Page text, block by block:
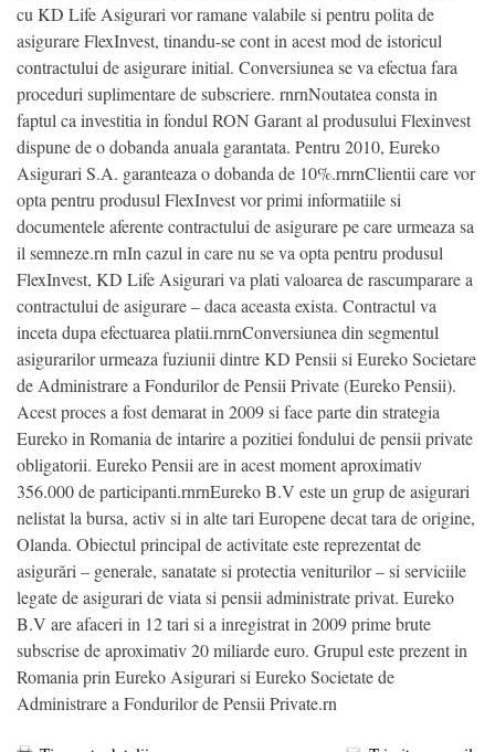
cu KD Life Asigurari vor ramane valabile si pentru polita de
asigurare FlexInvest, tinandu-se cont in acest mod de istoricul
contractului de asigurare initial. Conversiunea se va efectua fara
proceduri suplimentare de subscriere. rnrnNoutatea consta in
faptul ca investitia in fondul RON Garant al produsului Flexinvest
dispune de o dobanda anuala garantata. Pentru 2010, Eureko
Asigurari S.A. garanteaza o dobanda de 10%.rnrnClientii care vor
opta pentru produsul FlexInvest vor primi informatiile si
documentele aferente contractului de asigurare pe care urmeaza sa
il semneze.rn rnIn cazul in care nu se va opta pentru produsul
FlexInvest, KD Life Asigurari va plati valoarea de rascumparare a
contractului de asigurare – daca aceasta exista. Contractul va
inceta dupa efectuarea platii.rnrnConversiunea din segmentul
asigurarilor urmeaza fuziunii dintre KD Pensii si Eureko Societare
de Administrare a Fondurilor de Pensii Private (Eureko Pensii).
Acest proces a fost demarat in 2009 si face parte din strategia
Eureko in Romania de intarire a pozitiei fondului de pensii private
obligatorii. Eureko Pensii are in acest moment aproximativ
356.000 de participanti.rnrnEureko B.V este un grup de asigurari
nelistat la bursa, activ si in alte tari Europene decat tara de origine,
Olanda. Obiectul principal de activitate este reprezentat de
asigurări – generale, sanatate si protectia veniturilor – si serviciile
legate de asigurari de viata si pensii administrate privat. Eureko
B.V are afaceri in 12 tari si a inregistrat in 2009 prime brute
subscrise de aproximativ 20 miliarde euro. Grupul este prezent in
Romania prin Eureko Asigurari si Eureko Societate de
Administrare a Fondurilor de Pensii Private.rn